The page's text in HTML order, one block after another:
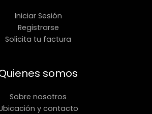
Iniciar Sesión
Registrarse
Solicita tu factura
somos
Sobre nosotros
y contacto